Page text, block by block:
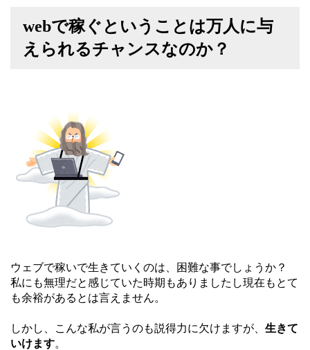
webで稼ぐということは万人に与
えられるチャンスなのか？
ウェブで稼いで生きていくのは、困難な事でしょうか？
私にも無理だと感じていた時期もありましたし現在もとて
も余裕があるとは言えません。
しかし、こんな私が言うのも説得力に欠けますが、 生きて
いけます。